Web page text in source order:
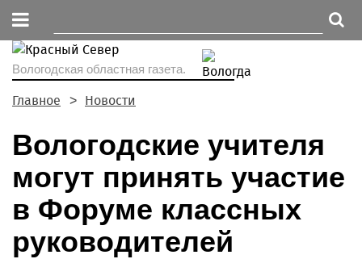
Вологодская областная газета.
Главное Новости
Вологодские учителя
могут принять участие
в Форуме классных
руководителей